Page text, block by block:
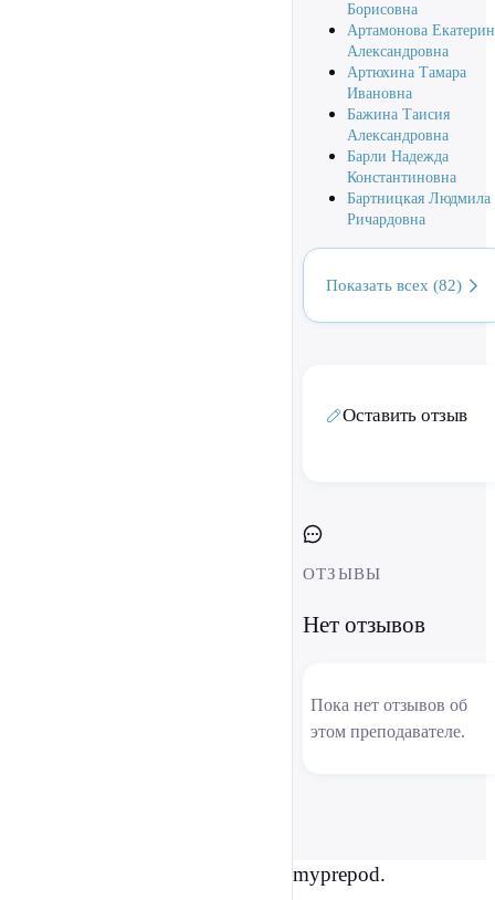
Борисовна
Артамонова
Александровна
Артюхина Тамара
Ивановна
Бажина Таисия
Александровна
Барли Надежда
Константиновна
Бартницкая Людмила
Ричардовна
Показать всех (82)
Оставить отзыв
ОТЗЫВЫ
Нет отзывов
Пока нет отзывов об
этом преподавателе.
myprepod.